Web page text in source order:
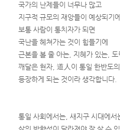
국가의 난제들이 너무나 많고
지구적 규모의 재앙들이 예상되기
보통 사람이 통치자가 되면
국난을 헤쳐가는 것이 힘들기에
근본을 볼 줄 아는, 지혜가 있는, 도
깨달은 현자, 道人이 통일 한반도
등장하게 되는 것이라 생각합니다.
통일 사회에서는, 새지구 시대에서